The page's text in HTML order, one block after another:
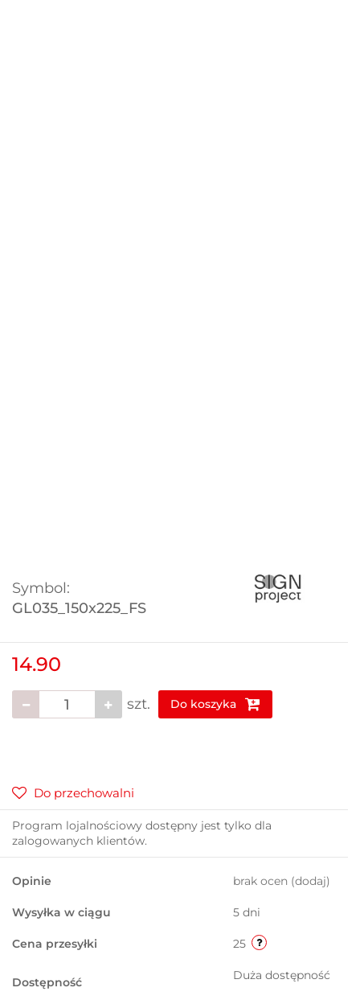
Symbol:
GL035_150x225_FS
14.90
szt. Do koszyka
Do przechowalni
Program lojalnościowy dostępny jest tylko dla
zalogowanych klientów.
Opinie brak ocen (dodaj)
Wysyłka w ciągu 5 dni
Cena przesyłki 25
Dostępność Duża dostępność